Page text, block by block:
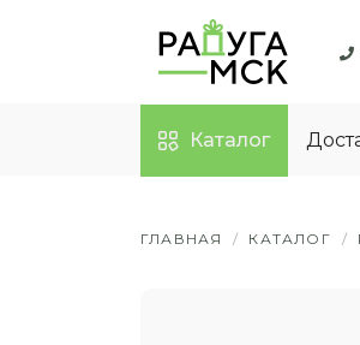
Каталог
ГЛАВНАЯ / КАТАЛОГ /